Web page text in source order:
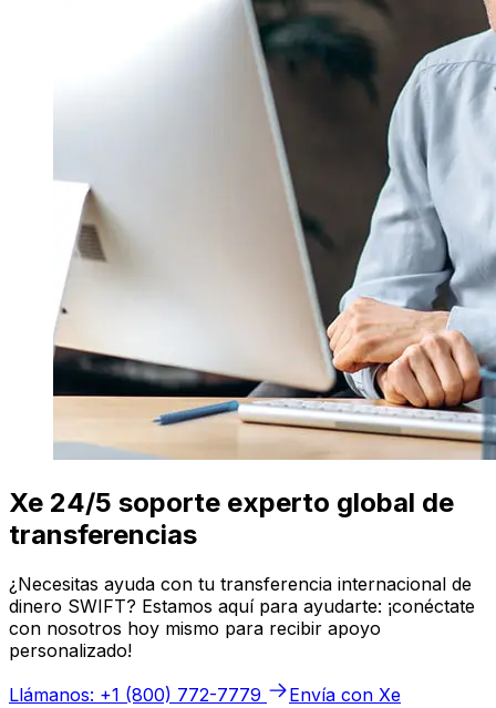
Xe 24/5 soporte experto global de
transferencias
¿Necesitas ayuda con tu transferencia internacional de
dinero SWIFT? Estamos aquí para ayudarte: ¡conéctate
con nosotros hoy mismo para recibir apoyo
personalizado!
Llámanos: +1 (800) 772-7779
Envía con Xe